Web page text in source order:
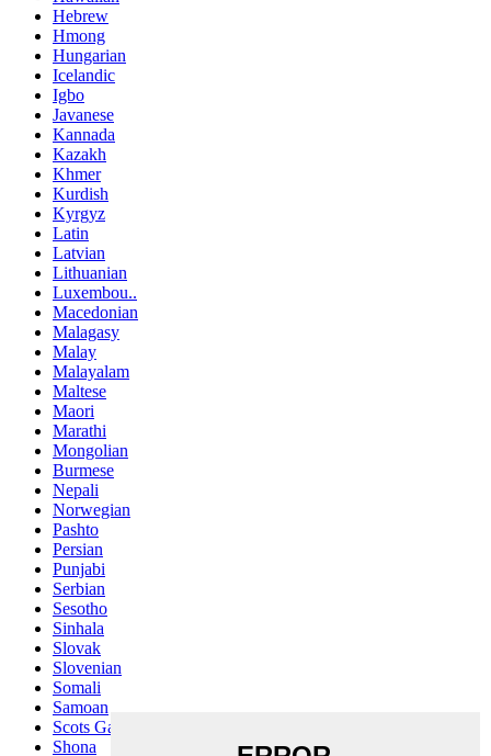
Hebrew
Hmong
Hungarian
Icelandic
Igbo
Javanese
Kannada
Kazakh
Khmer
Kurdish
Kyrgyz
Latin
Latvian
Lithuanian
Luxembou..
Macedonian
Malagasy
Malay
Malayalam
Maltese
Maori
Marathi
Mongolian
Burmese
Nepali
Norwegian
Pashto
Persian
Punjabi
Serbian
Sesotho
Sinhala
Slovak
Slovenian
Somali
Samoan
Scots Gaelic
Shona